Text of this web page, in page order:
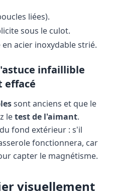
liées).
sous le culot.
acier inoxydable strié.
infaillible
effacé
sont anciens et que le
letest de l'aimant.
fond extérieur : s'il
fonctionnera, car
capter le magnétisme.
visuellement